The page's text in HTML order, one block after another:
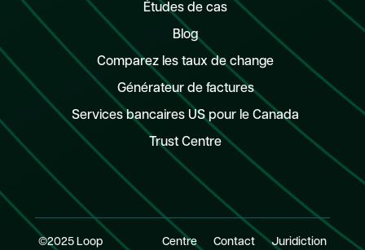
Études de cas
Blog
Comparez les taux de change
Générateur de factures
Services bancaires US pour le Canada
Trust Centre
©2025 Loop
Centre
Contact Juridiction